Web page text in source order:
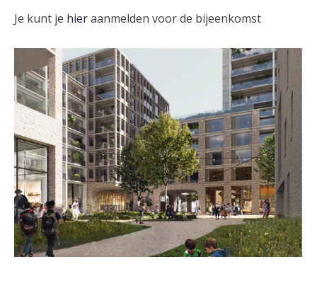
Je kunt je hieraanmelden voor de bijeenkomst